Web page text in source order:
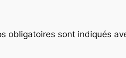
obligatoires sont indiqués